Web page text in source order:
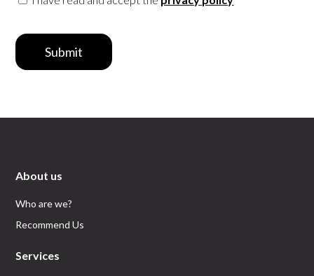
Submit
About us
Who are we?
Recommend Us
Services